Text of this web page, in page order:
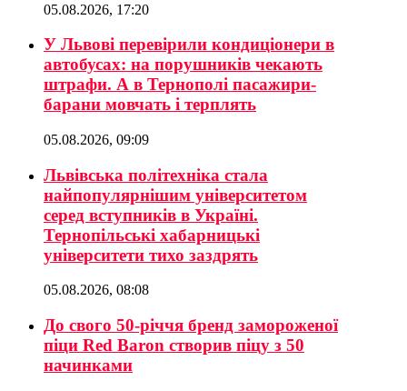
05.08.2026, 17:20
У Львові перевірили кондиціонери в
автобусах: на порушників чекають
штрафи. А в Тернополі пасажири-
барани мовчать і терплять
05.08.2026, 09:09
Львівська політехніка стала
найпопулярнішим університетом
серед вступників в Україні.
Тернопільські хабарницькі
університети тихо заздрять
05.08.2026, 08:08
До свого 50-річчя бренд замороженої
піци Red Baron створив піцу з 50
начинками